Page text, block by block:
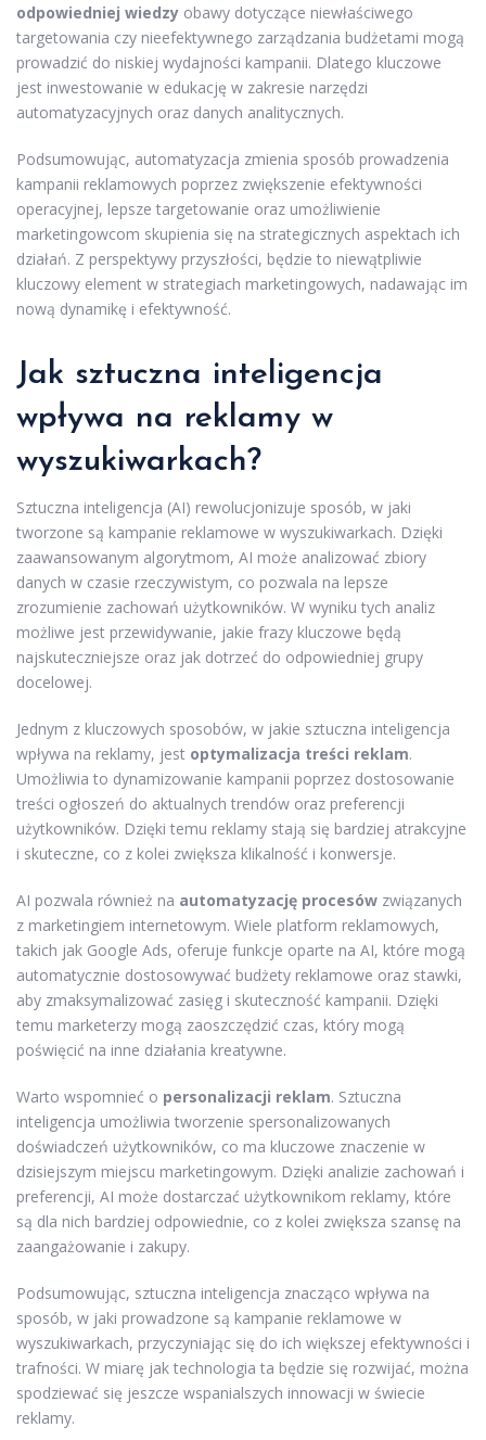
odpowiedniej wiedzy obawy dotyczące niewłaściwego
targetowania czy nieefektywnego zarządzania budżetami mogą
prowadzić do niskiej wydajności kampanii. Dlatego kluczowe
jest inwestowanie w edukację w zakresie narzędzi
automatyzacyjnych oraz danych analitycznych.
Podsumowując, automatyzacja zmienia sposób prowadzenia
kampanii reklamowych poprzez zwiększenie efektywności
operacyjnej, lepsze targetowanie oraz umożliwienie
marketingowcom skupienia się na strategicznych aspektach ich
działań. Z perspektywy przyszłości, będzie to niewątpliwie
kluczowy element w strategiach marketingowych, nadawając im
nową dynamikę i efektywność.
Jak sztuczna inteligencja
wpływa na reklamy w
wyszukiwarkach?
Sztuczna inteligencja (AI) rewolucjonizuje sposób, w jaki
tworzone są kampanie reklamowe w wyszukiwarkach. Dzięki
zaawansowanym algorytmom, AI może analizować zbiory
danych w czasie rzeczywistym, co pozwala na lepsze
zrozumienie zachowań użytkowników. W wyniku tych analiz
możliwe jest przewidywanie, jakie frazy kluczowe będą
najskuteczniejsze oraz jak dotrzeć do odpowiedniej grupy
docelowej.
Jednym z kluczowych sposobów, w jakie sztuczna inteligencja
wpływa na reklamy, jest optymalizacja treści reklam.
Umożliwia to dynamizowanie kampanii poprzez dostosowanie
treści ogłoszeń do aktualnych trendów oraz preferencji
użytkowników. Dzięki temu reklamy stają się bardziej atrakcyjne
i skuteczne, co z kolei zwiększa klikalność i konwersje.
AI pozwala również na automatyzację procesów związanych
z marketingiem internetowym. Wiele platform reklamowych,
takich jak Google Ads, oferuje funkcje oparte na AI, które mogą
automatycznie dostosowywać budżety reklamowe oraz stawki,
aby zmaksymalizować zasięg i skuteczność kampanii. Dzięki
temu marketerzy mogą zaoszczędzić czas, który mogą
poświęcić na inne działania kreatywne.
Warto wspomnieć o personalizacji reklam. Sztuczna
inteligencja umożliwia tworzenie spersonalizowanych
doświadczeń użytkowników, co ma kluczowe znaczenie w
dzisiejszym miejscu marketingowym. Dzięki analizie zachowań i
preferencji, AI może dostarczać użytkownikom reklamy, które
są dla nich bardziej odpowiednie, co z kolei zwiększa szansę na
zaangażowanie i zakupy.
Podsumowując, sztuczna inteligencja znacząco wpływa na
sposób, w jaki prowadzone są kampanie reklamowe w
wyszukiwarkach, przyczyniając się do ich większej efektywności i
trafności. W miarę jak technologia ta będzie się rozwijać, można
spodziewać się jeszcze wspanialszych innowacji w świecie
reklamy.